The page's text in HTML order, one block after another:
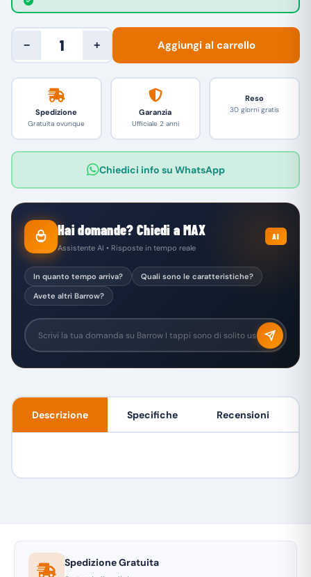
− + Aggiungi al carrello
Spedizione
Gratuita ovunque
Garanzia
Ufficiale 2 anni
Reso
30 giorni gratis
Chiedici info su WhatsApp
Hai domande? Chiedi a MAX
Assistente AI • Risposte in tempo reale
AI
In quanto tempo arriva?
Quali sono le caratteristiche?
Avete altri Barrow?
Descrizione Specifiche Recensioni
Spedizione Gratuita